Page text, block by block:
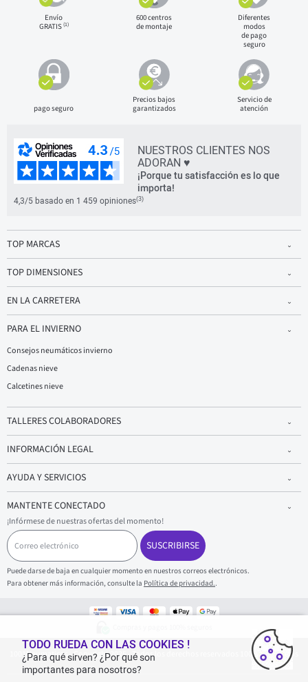
Envío
GRATIS(1)
600 centros
de montaje
Diferentes
modos
de pago
seguro
pago seguro
Precios bajos
garantizados
Servicio de
atención
NUESTROS CLIENTES NOS
ADORAN ♥
¡Porque tu satisfacción es lo que
importa!
4,3/5 basado en 1 459 opiniones(3)
TOP MARCAS
TOP DIMENSIONES
EN LA CARRETERA
PARA EL INVIERNO
Consejos neumáticos invierno
Cadenas nieve
Calcetines nieve
TALLERES COLABORADORES
INFORMACIÓN LEGAL
AYUDA Y SERVICIOS
MANTENTE CONECTADO
¡Infórmese de nuestras ofertas del momento!
C
o
r
r
e
o
l
SUSCRIBIRSE
Puede darse de baja en cualquier momento en nuestros correos electrónicos.
Para obtener más información, consulte la Política de privacidad..
1001Neumaticos - Copyright 2025 - Todos los derechos reservados 1001Neumaticos
TODO RUEDA CON LAS COOKIES !
¿Para qué sirven? ¿Por qué son
importantes para nosotros?